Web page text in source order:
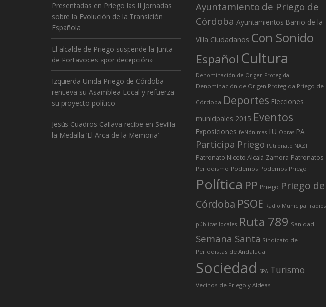
Presentadas en Priego las II Jornadas
sobre la Evolución de la Transición
Española
El alcalde de Priego suspende la Junta
de Portavoces «por decepción»
Izquierda Unida Priego de Córdoba
renueva su Asamblea Local y refuerza
su proyecto político
Jesús Cuadros Callava recibe en Sevilla
la Medalla ‘El Arca de la Memoria’
Ayuntamiento de Priego de
Córdoba Ayuntamientos Barrio de la
Villa Ciudadanos Con Sonido
Español Cultura
Denominación de Origen Protegida
Denominación de Origen Protegida Priego de
Córdoba Deportes Elecciones
municipales 2015 Eventos
Exposiciones feNónimas IU Obras PA
Participa Priego Patronato NAZT
Patronato Niceto Alcalá-Zamora Patronatos
Periodismo Podemos Podemos Priego
Política PP Priego Priego de
Córdoba PSOE Radio Municipal radios
públicas locales Ruta 789 Sanidad
Semana Santa Sindicato de
Periodistas de Andalucía
Sociedad SPA Turismo
Vecinos de Priego y Aldeas